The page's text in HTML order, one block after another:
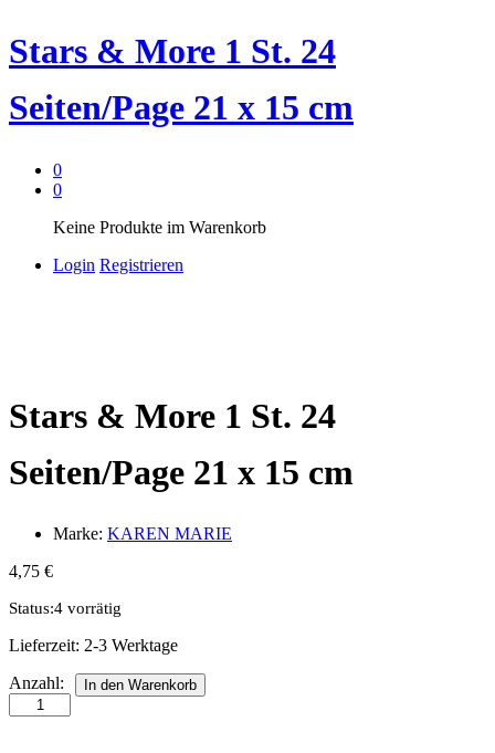
Stars & More 1 St. 24
Seiten/Page 21 x 15 cm
0
0
Keine Produkte im Warenkorb
Login Registrieren
Stars & More 1 St. 24
Seiten/Page 21 x 15 cm
Marke: KAREN MARIE
4,75 €
Status:4 vorrätig
Lieferzeit: 2-3 Werktage
Stars
More
Anzahl: In den Warenkorb